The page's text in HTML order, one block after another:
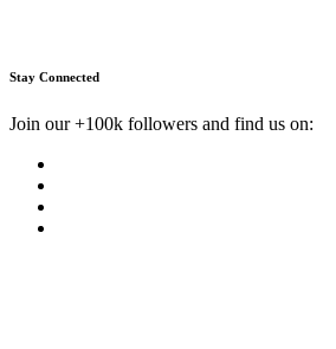
Stay Connected
Join our +100k followers and find us on: